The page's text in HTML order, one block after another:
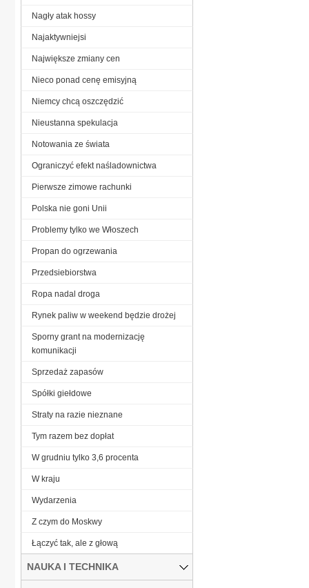
Nagły atak hossy
Najaktywniejsi
Największe zmiany cen
Nieco ponad cenę emisyjną
Niemcy chcą oszczędzić
Nieustanna spekulacja
Notowania ze świata
Ograniczyć efekt naśladownictwa
Pierwsze zimowe rachunki
Polska nie goni Unii
Problemy tylko we Włoszech
Propan do ogrzewania
Przedsiebiorstwa
Ropa nadal droga
Rynek paliw w weekend będzie drożej
Sporny grant na modernizację
komunikacji
Sprzedaż zapasów
Spółki giełdowe
Straty na razie nieznane
Tym razem bez dopłat
W grudniu tylko 3,6 procenta
W kraju
Wydarzenia
Z czym do Moskwy
Łączyć tak, ale z głową
NAUKA I TECHNIKA